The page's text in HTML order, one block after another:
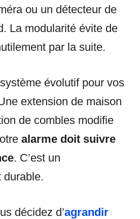
ou un détecteur de
La modularité évite de
par la suite.
évolutif pour vos
extension de maison
de combles modifie
alarme doit suivre
. C’est un
durable.
décidez d’agrandir